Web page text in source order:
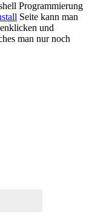
Programmierung
Seite kann man
und
man nur noch